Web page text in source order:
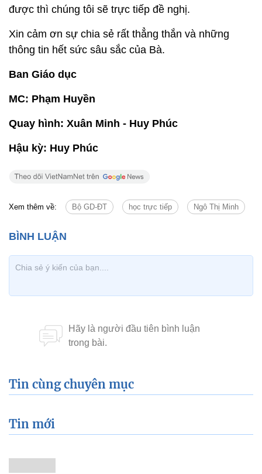
được thì chúng tôi sẽ trực tiếp đề nghị.
Xin cảm ơn sự chia sẻ rất thẳng thắn và những
thông tin hết sức sâu sắc của Bà.
Ban Giáo dục
MC: Phạm Huyền
Quay hình: Xuân Minh - Huy Phúc
Hậu kỳ: Huy Phúc
Xem thêm về: Bộ GD-ĐT học trực tiếp Ngô Thị Minh
Tin cùng chuyên mục
Tin mới